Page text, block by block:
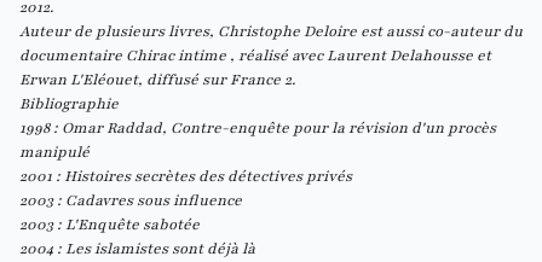
2012.
Auteur de plusieurs livres, Christophe Deloire est aussi co-auteur du
documentaire Chirac intime , réalisé avec Laurent Delahousse et
Erwan L'Eléouet, diffusé sur France 2.
Bibliographie
1998 : Omar Raddad, Contre-enquête pour la révision d'un procès
manipulé
2001 : Histoires secrètes des détectives privés
2003 : Cadavres sous influence
2003 : L'Enquête sabotée
2004 : Les islamistes sont déjà là